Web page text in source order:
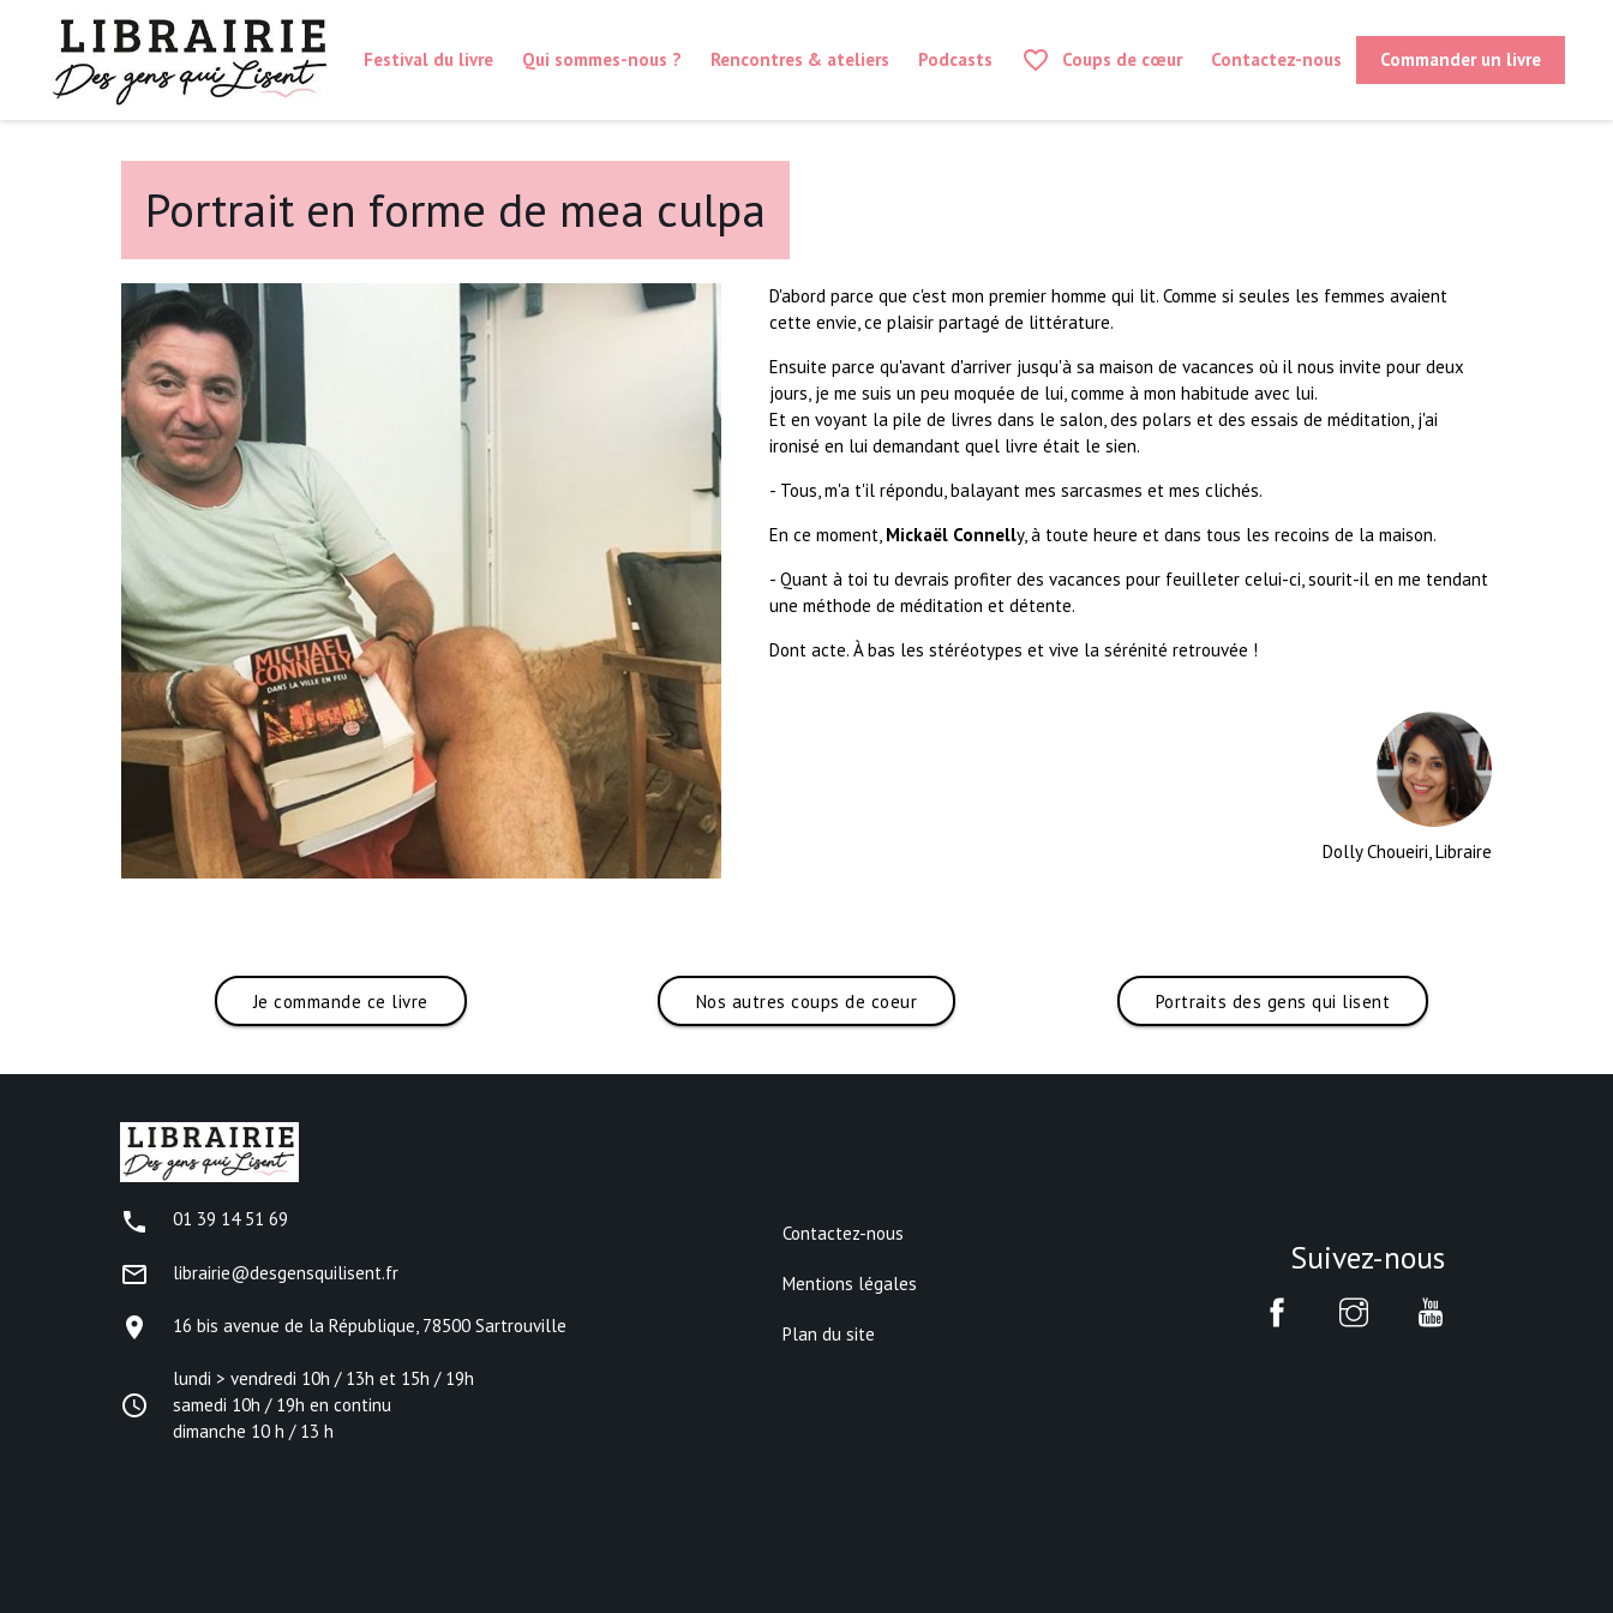
Festival du livre Qui sommes-nous ? Rencontres & ateliers Podcasts favorite_border Coups de cœur Contactez-nous Commander un livre
Portrait en forme de mea culpa
D'abord parce que c'est mon premier homme qui lit. Comme si seules les femmes avaient
cette envie, ce plaisir partagé de littérature.
Ensuite parce qu'avant d'arriver jusqu'à sa maison de vacances où il nous invite pour deux
jours, je me suis un peu moquée de lui, comme à mon habitude avec lui.
Et en voyant la pile de livres dans le salon, des polars et des essais de méditation, j'ai
ironisé en lui demandant quel livre était le sien.
- Tous, m'a t'il répondu, balayant mes sarcasmes et mes clichés.
En ce moment, Mickaël Connelly, à toute heure et dans tous les recoins de la maison.
- Quant à toi tu devrais profiter des vacances pour feuilleter celui-ci, sourit-il en me tendant
une méthode de méditation et détente.
Dont acte. À bas les stéréotypes et vive la sérénité retrouvée !
Dolly Choueiri, Libraire
Je commande ce livre Nos autres coups de coeur Portraits des gens qui lisent
phone 01 39 14 51 69
mail_outline librairie@desgensquilisent.fr
place 16 bis avenue de la République, 78500 Sartrouville
access_time
lundi > vendredi 10h / 13h et 15h / 19h
samedi 10h / 19h en continu
dimanche 10 h / 13 h
Contactez-nous
Mentions légales
Plan du site
Suivez-nous